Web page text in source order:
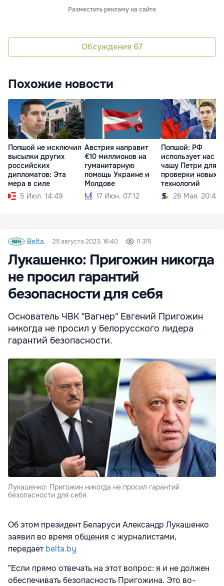
Разместить рекламу на сайте
Обсуждения 67
Похожие новости
Попшой не исключил
высылки других
российских
дипломатов: Эта
мера в силе
5 Июл. 14:49
Австрия направит
€10 миллионов на
гуманитарную
помощь Украине и
Молдове
17 Июн. 07:12
Попшой: РФ
использует нас
чашу Петри для
проверки новых
технологий
26 Мая. 20:45
Belta 25 августа 2023, 16:40 11 315
Лукашенко: Пригожин никогда
не просил гарантий
безопасности для себя
Основатель ЧВК "Вагнер" Евгений Пригожин
никогда не просил у белорусского лидера
гарантий безопасности.
Лукашенко: Пригожин никогда не просил гарантий
безопасности для себя.
Об этом президент Беларуси Александр Лукашенко
заявил во время общения с журналистами,
передаетbelta.by
"Если прямо отвечать на этот вопрос: я и не должен
обеспечивать безопасность Пригожина. Это во-